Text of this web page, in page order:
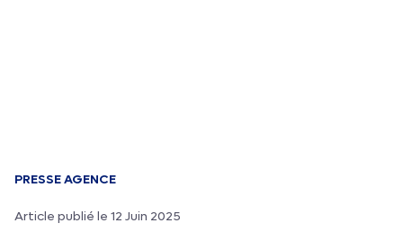
PRESSE AGENCE
Article publié le 12 Juin 2025